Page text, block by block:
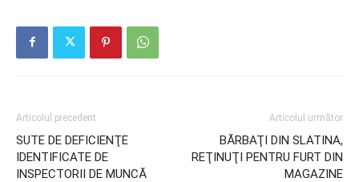
Articolul precedent
SUTE DE DEFICIENŢE
IDENTIFICATE DE
INSPECTORII DE MUNCĂ
Articolul următor
BĂRBAŢI DIN SLATINA,
REŢINUŢI PENTRU FURT DIN
MAGAZINE